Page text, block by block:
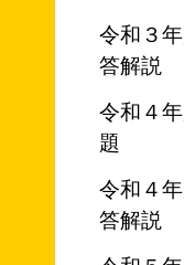
令和３
答解説
令和４
題
令和４
答解説